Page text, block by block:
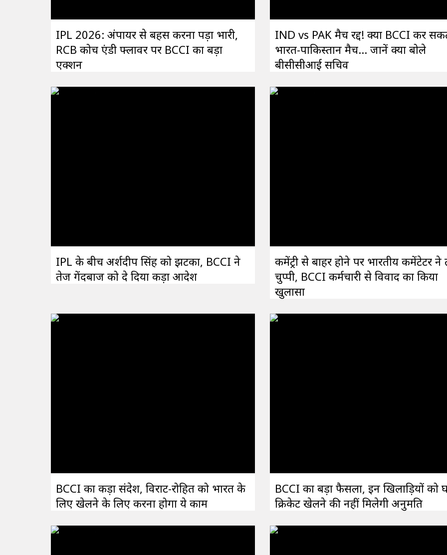
IPL 2026: अंपायर से बहस करना पड़ा भारी,
RCB कोच एंडी फ्लावर पर BCCI का बड़ा
एक्शन
IND vs PAK मैच रद्द! क्या BCCI कर
भारत-पाकिस्तान मैच... जानें क्या बोले
बीसीसीआई सचिव
IPL के बीच अर्शदीप सिंह को झटका, BCCI ने
तेज गेंदबाज को दे दिया कड़ा आदेश
कमेंट्री से बाहर होने पर भारतीय कमेंटेटर ने
चुप्पी, BCCI कर्मचारी से विवाद का किया
खुलासा
BCCI का कड़ा संदेश, विराट-रोहित को भारत के
लिए खेलने के लिए करना होगा ये काम
BCCI का बड़ा फैसला, इन खिलाड़ियों को
क्रिकेट खेलने की नहीं मिलेगी अनुमति